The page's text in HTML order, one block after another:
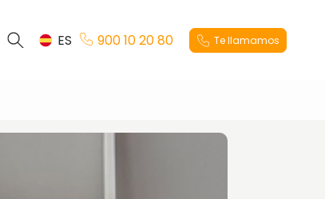
ES 900 10 20 80 Te llamamos